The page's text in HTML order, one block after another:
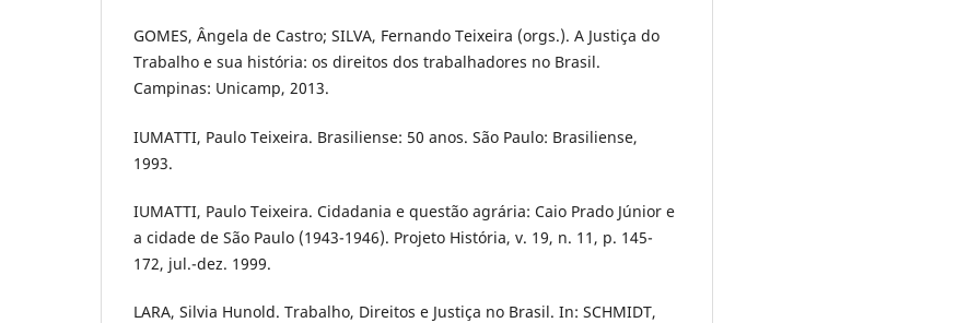
GOMES, Ângela de Castro; SILVA, Fernando Teixeira (orgs.). A Justiça do
Trabalho e sua história: os direitos dos trabalhadores no Brasil.
Campinas: Unicamp, 2013.
IUMATTI, Paulo Teixeira. Brasiliense: 50 anos. São Paulo: Brasiliense,
1993.
IUMATTI, Paulo Teixeira. Cidadania e questão agrária: Caio Prado Júnior e
a cidade de São Paulo (1943-1946). Projeto História, v. 19, n. 11, p. 145-
172, jul.-dez. 1999.
LARA, Silvia Hunold. Trabalho, Direitos e Justiça no Brasil. In: SCHMIDT,